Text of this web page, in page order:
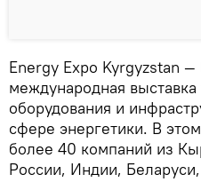
Energy Expo Kyrgyzstan
международная выставка
оборудования и
сфере энергетики. В
более 40 компаний из
России, Индии,